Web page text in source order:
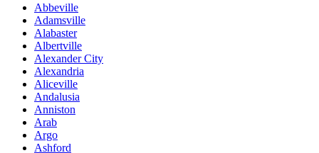
Abbeville
Adamsville
Alabaster
Albertville
Alexander City
Alexandria
Aliceville
Andalusia
Anniston
Arab
Argo
Ashford